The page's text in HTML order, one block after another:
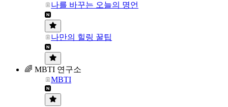
나를 바꾸는 오늘의 명언
나만의 힐링 꿀팁
🌈 MBTI 연구소
MBTI